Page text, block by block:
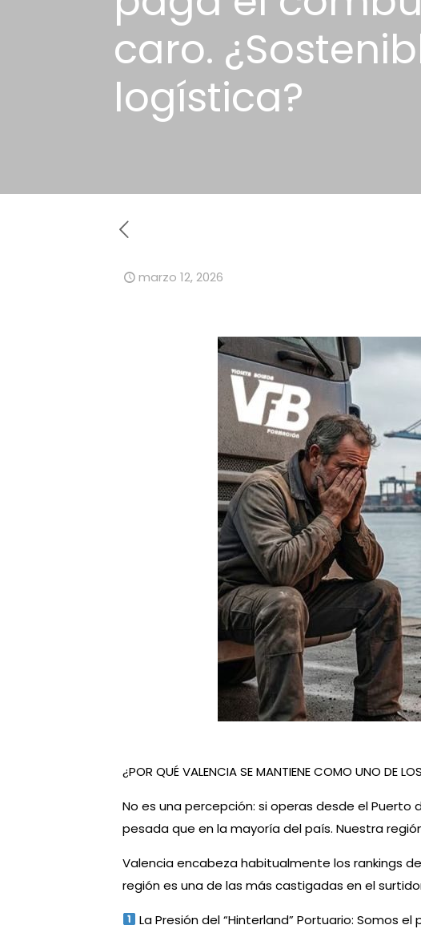
caro.
logística?
marzo 12, 2026
¿POR QUÉ VALENCIA SE MANTIENE COMO UNO DE
No es una percepción: si operas desde el
pesada que en la mayoría del país. Nuestra
Valencia encabeza habitualmente los rankings
región es una de las más castigadas en el
La Presión del “Hinterland” Portuario: Somos